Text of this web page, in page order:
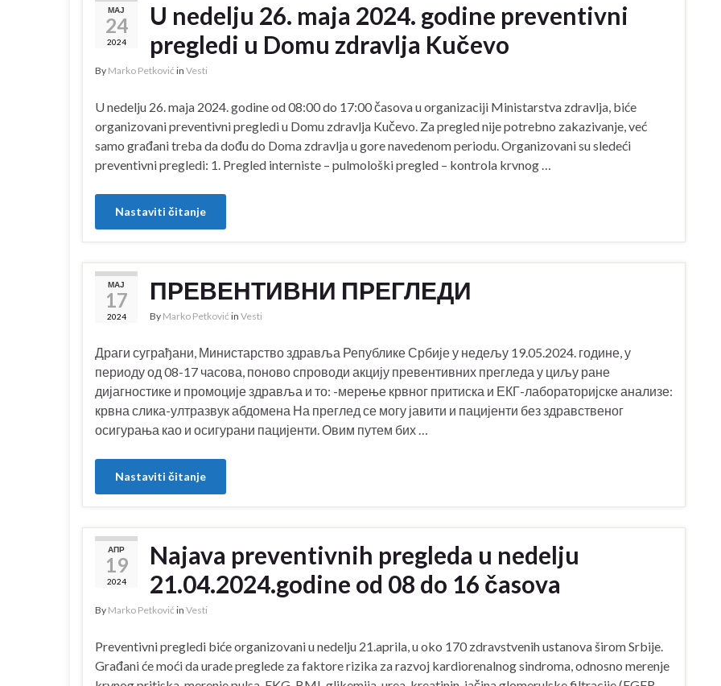
МАЈ
24
2024
U nedelju 26. maja 2024. godine preventivni
pregledi u Domu zdravlja Kučevo
By Marko Petković in Vesti
U nedelju 26. maja 2024. godine od 08:00 do 17:00 časova u organizaciji Ministarstva zdravlja, biće
organizovani preventivni pregledi u Domu zdravlja Kučevo. Za pregled nije potrebno zakazivanje, već
samo građani treba da dođu do Doma zdravlja u gore navedenom periodu. Organizovani su sledeći
preventivni pregledi: 1. Pregled interniste – pulmološki pregled – kontrola krvnog …
Nastaviti čitanje
МАЈ
17
2024
ПРЕВЕНТИВНИ ПРЕГЛЕДИ
By Marko Petković in Vesti
Драги суграђани, Министарство здравља Републике Србије у недељу 19.05.2024. године, у
периоду од 08-17 часова, поново спроводи акцију превентивних прегледа у циљу ране
дијагностике и промоције здравља и то: -мерење крвног притиска и ЕКГ-лабораторијске анализе:
крвна слика-ултразвук абдомена На преглед се могу јавити и пацијенти без здравственог
осигурања као и осигурани пацијенти. Овим путем бих …
Nastaviti čitanje
АПР
19
2024
Najava preventivnih pregleda u nedelju
21.04.2024.godine od 08 do 16 časova
By Marko Petković in Vesti
Preventivni pregledi biće organizovani u nedelju 21.aprila, u oko 170 zdravstvenih ustanova širom Srbije.
Građani će moći da urade preglede za faktore rizika za razvoj kardiorenalnog sindroma, odnosno merenje